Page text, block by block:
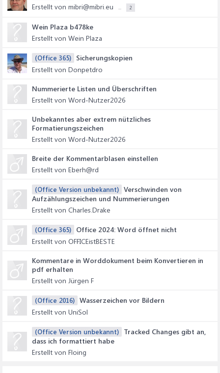
Erstellt von mibri@mibri.eu
2
Wein Plaza b478ke
Erstellt von Wein Plaza
(Office 365)
Sicherungskopien
Erstellt von Donpetdro
Nummerierte Listen und Überschriften
Erstellt von Word-Nutzer2026
Unbekanntes aber extrem nützliches
Formatierungszeichen
Erstellt von Word-Nutzer2026
Breite der Kommentarblasen einstellen
Erstellt von Eberh@rd
(Office Version unbekannt) Verschwinden von
Aufzählungszeichen und Nummerierungen
Erstellt von Charles.Drake
(Office 365)
Office 2024: Word öffnet nicht
Erstellt von OFFICEistBESTE
Kommentare in Worddokument beim Konvertieren in
pdf erhalten
Erstellt von Jürgen F
(Office 2016) Wasserzeichen vor Bildern
Erstellt von UniSol
(Office Version unbekannt)
Tracked Changes gibt an,
dass ich formattiert habe
Erstellt von Floing